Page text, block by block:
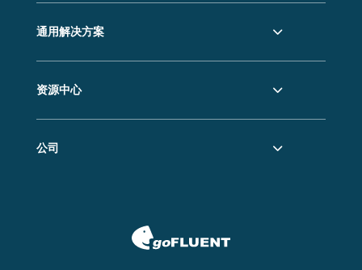
通用解决方案
资源中心
公司